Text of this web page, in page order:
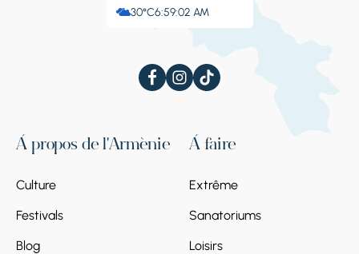
30°C6:59:03 AM
À propos de l'Arménie
Culture
Festivals
Blog
À faire
Extrême
Sanatoriums
Loisirs